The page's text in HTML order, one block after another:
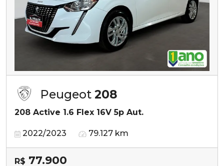
Peugeot 208
208 Active 1.6 Flex 16V 5p Aut.
2022/2023 79.127 km
R$ 77.900